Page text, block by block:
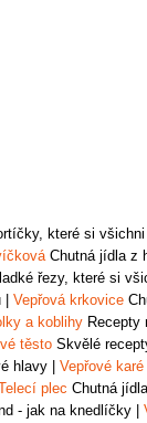
které si
Chutná jídla z
řezy, které si
Vepřová krkovice
a koblihy Recepty
těsto Skvělé
hlavy Vepřové karé
plec Chutná
- jak na knedlíčky